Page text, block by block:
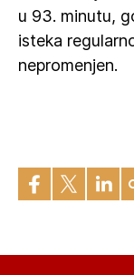
u 93. minutu,
isteka
nepromenjen.